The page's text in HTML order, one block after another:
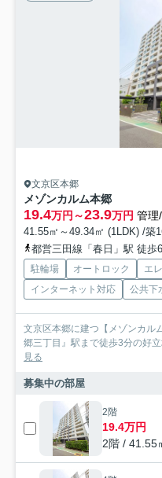
文京区本郷
メゾンカルム本郷
19.4万円～23.9万円 管理
41.55㎡～49.34㎡ (1LDK) /築
都営三田線「春日」駅 徒歩
駐輪場 オートロック エ
インターネット対応
公共下
文京区本郷に建つ【メゾンカル
郷三丁目』駅まで徒歩3分の好
見る
募集中の部屋
2階
19.4万円
2階 / 41.55